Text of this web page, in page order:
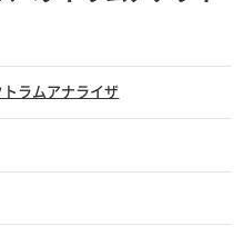
トラムアナライザ